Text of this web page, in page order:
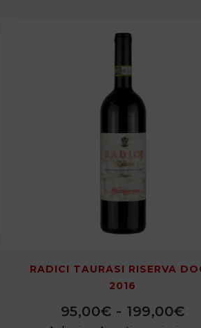
RADICI TAURASI RISERVA
2016
95,00€ - 199,00€